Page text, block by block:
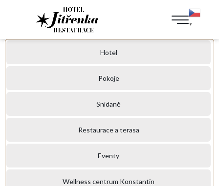
▼
Hotel
Pokoje
Snídaně
Restaurace a terasa
Eventy
Wellness centrum Konstantin